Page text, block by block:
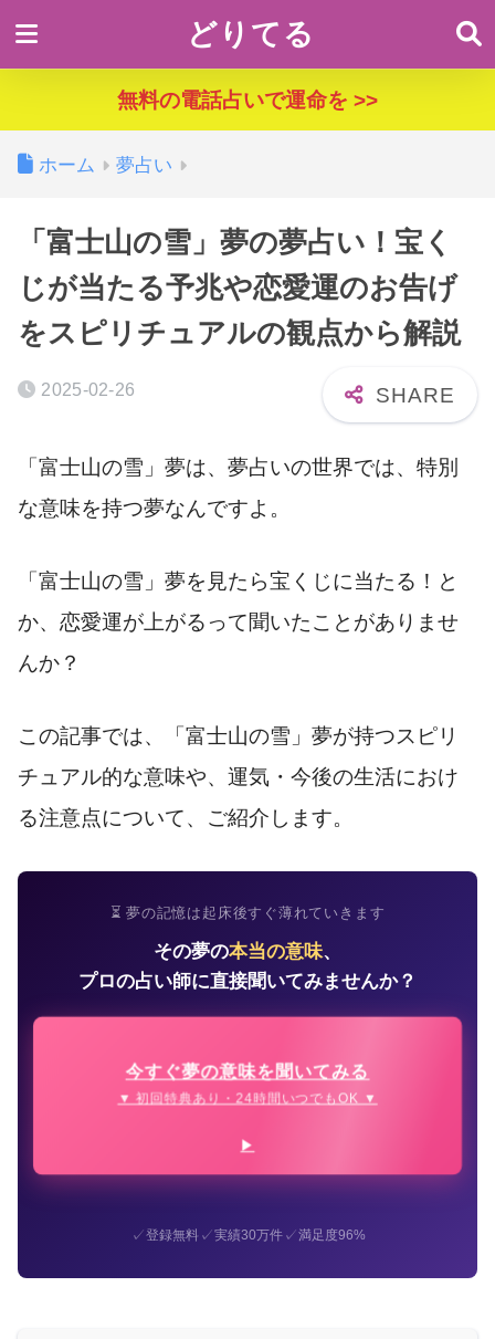
どりてる
無料の電話占いで運命を >>
ホーム 夢占い
「富士山の雪」夢の夢占い！宝く
じが当たる予兆や恋愛運のお告げ
をスピリチュアルの観点から解説
2025-02-26
「富士山の雪」夢は、夢占いの世界では、特別
な意味を持つ夢なんですよ。
「富士山の雪」夢を見たら宝くじに当たる！と
か、恋愛運が上がるって聞いたことがありませ
んか？
この記事では、「富士山の雪」夢が持つスピリ
チュアル的な意味や、運気・今後の生活におけ
る注意点について、ご紹介します。
⏳ 夢の記憶は起床後すぐ薄れていきます
その夢の本当の意味、
プロの占い師に直接聞いてみませんか？
今すぐ夢の意味を聞いてみる
▼ 初回特典あり・24時間いつでもOK ▼
✓登録無料✓実績30万件✓満足度96%